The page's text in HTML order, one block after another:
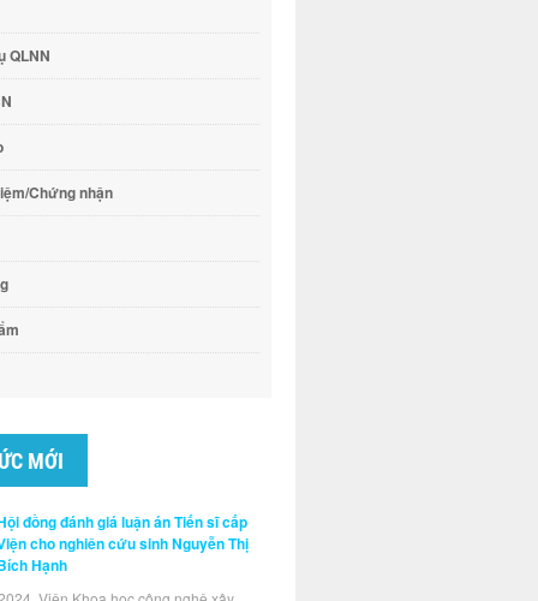
QLNN
Chứng nhận
MỚI
đồng đánh giá luận án Tiến sĩ cấp
cho nghiên cứu sinh Nguyễn Thị
Hạnh